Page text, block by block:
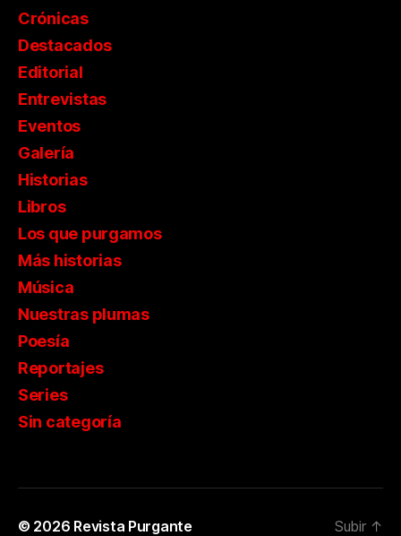
Crónicas
Destacados
Editorial
Entrevistas
Eventos
Galería
Historias
Libros
Los que purgamos
Más historias
Música
Nuestras plumas
Poesía
Reportajes
Series
Sin categoría
© 2026 Revista Purgante Subir ↑